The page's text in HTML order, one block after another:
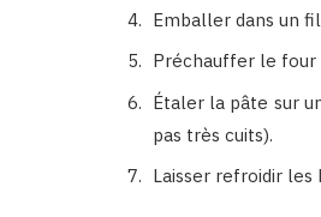
Emballer dans un
Préchauffer le four
Étaler la pâte sur
pas très cuits).
Laisser refroidir les